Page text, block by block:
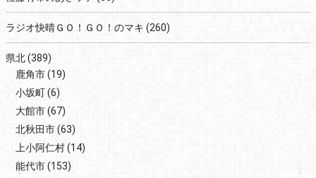
ラジオ快晴ＧＯ！ＧＯ！のマキ (260)
県北(389)
鹿角市(19)
小坂町(6)
大館市(67)
北秋田市(63)
上小阿仁村(14)
能代市(153)